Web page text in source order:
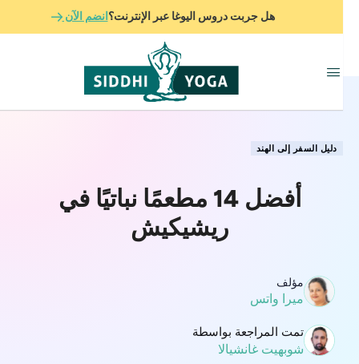
هل جربت دروس اليوغا عبر الإنترنت؟انضم الآن
دليل السفر إلى الهند
أفضل 14 مطعمًا نباتيًا في
ريشيكيش
مؤلف
ميرا واتس
تمت المراجعة بواسطة
شوبهيت غانشيالا